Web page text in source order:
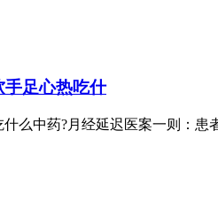
足心热吃什
么中药?月经延迟医案一则：